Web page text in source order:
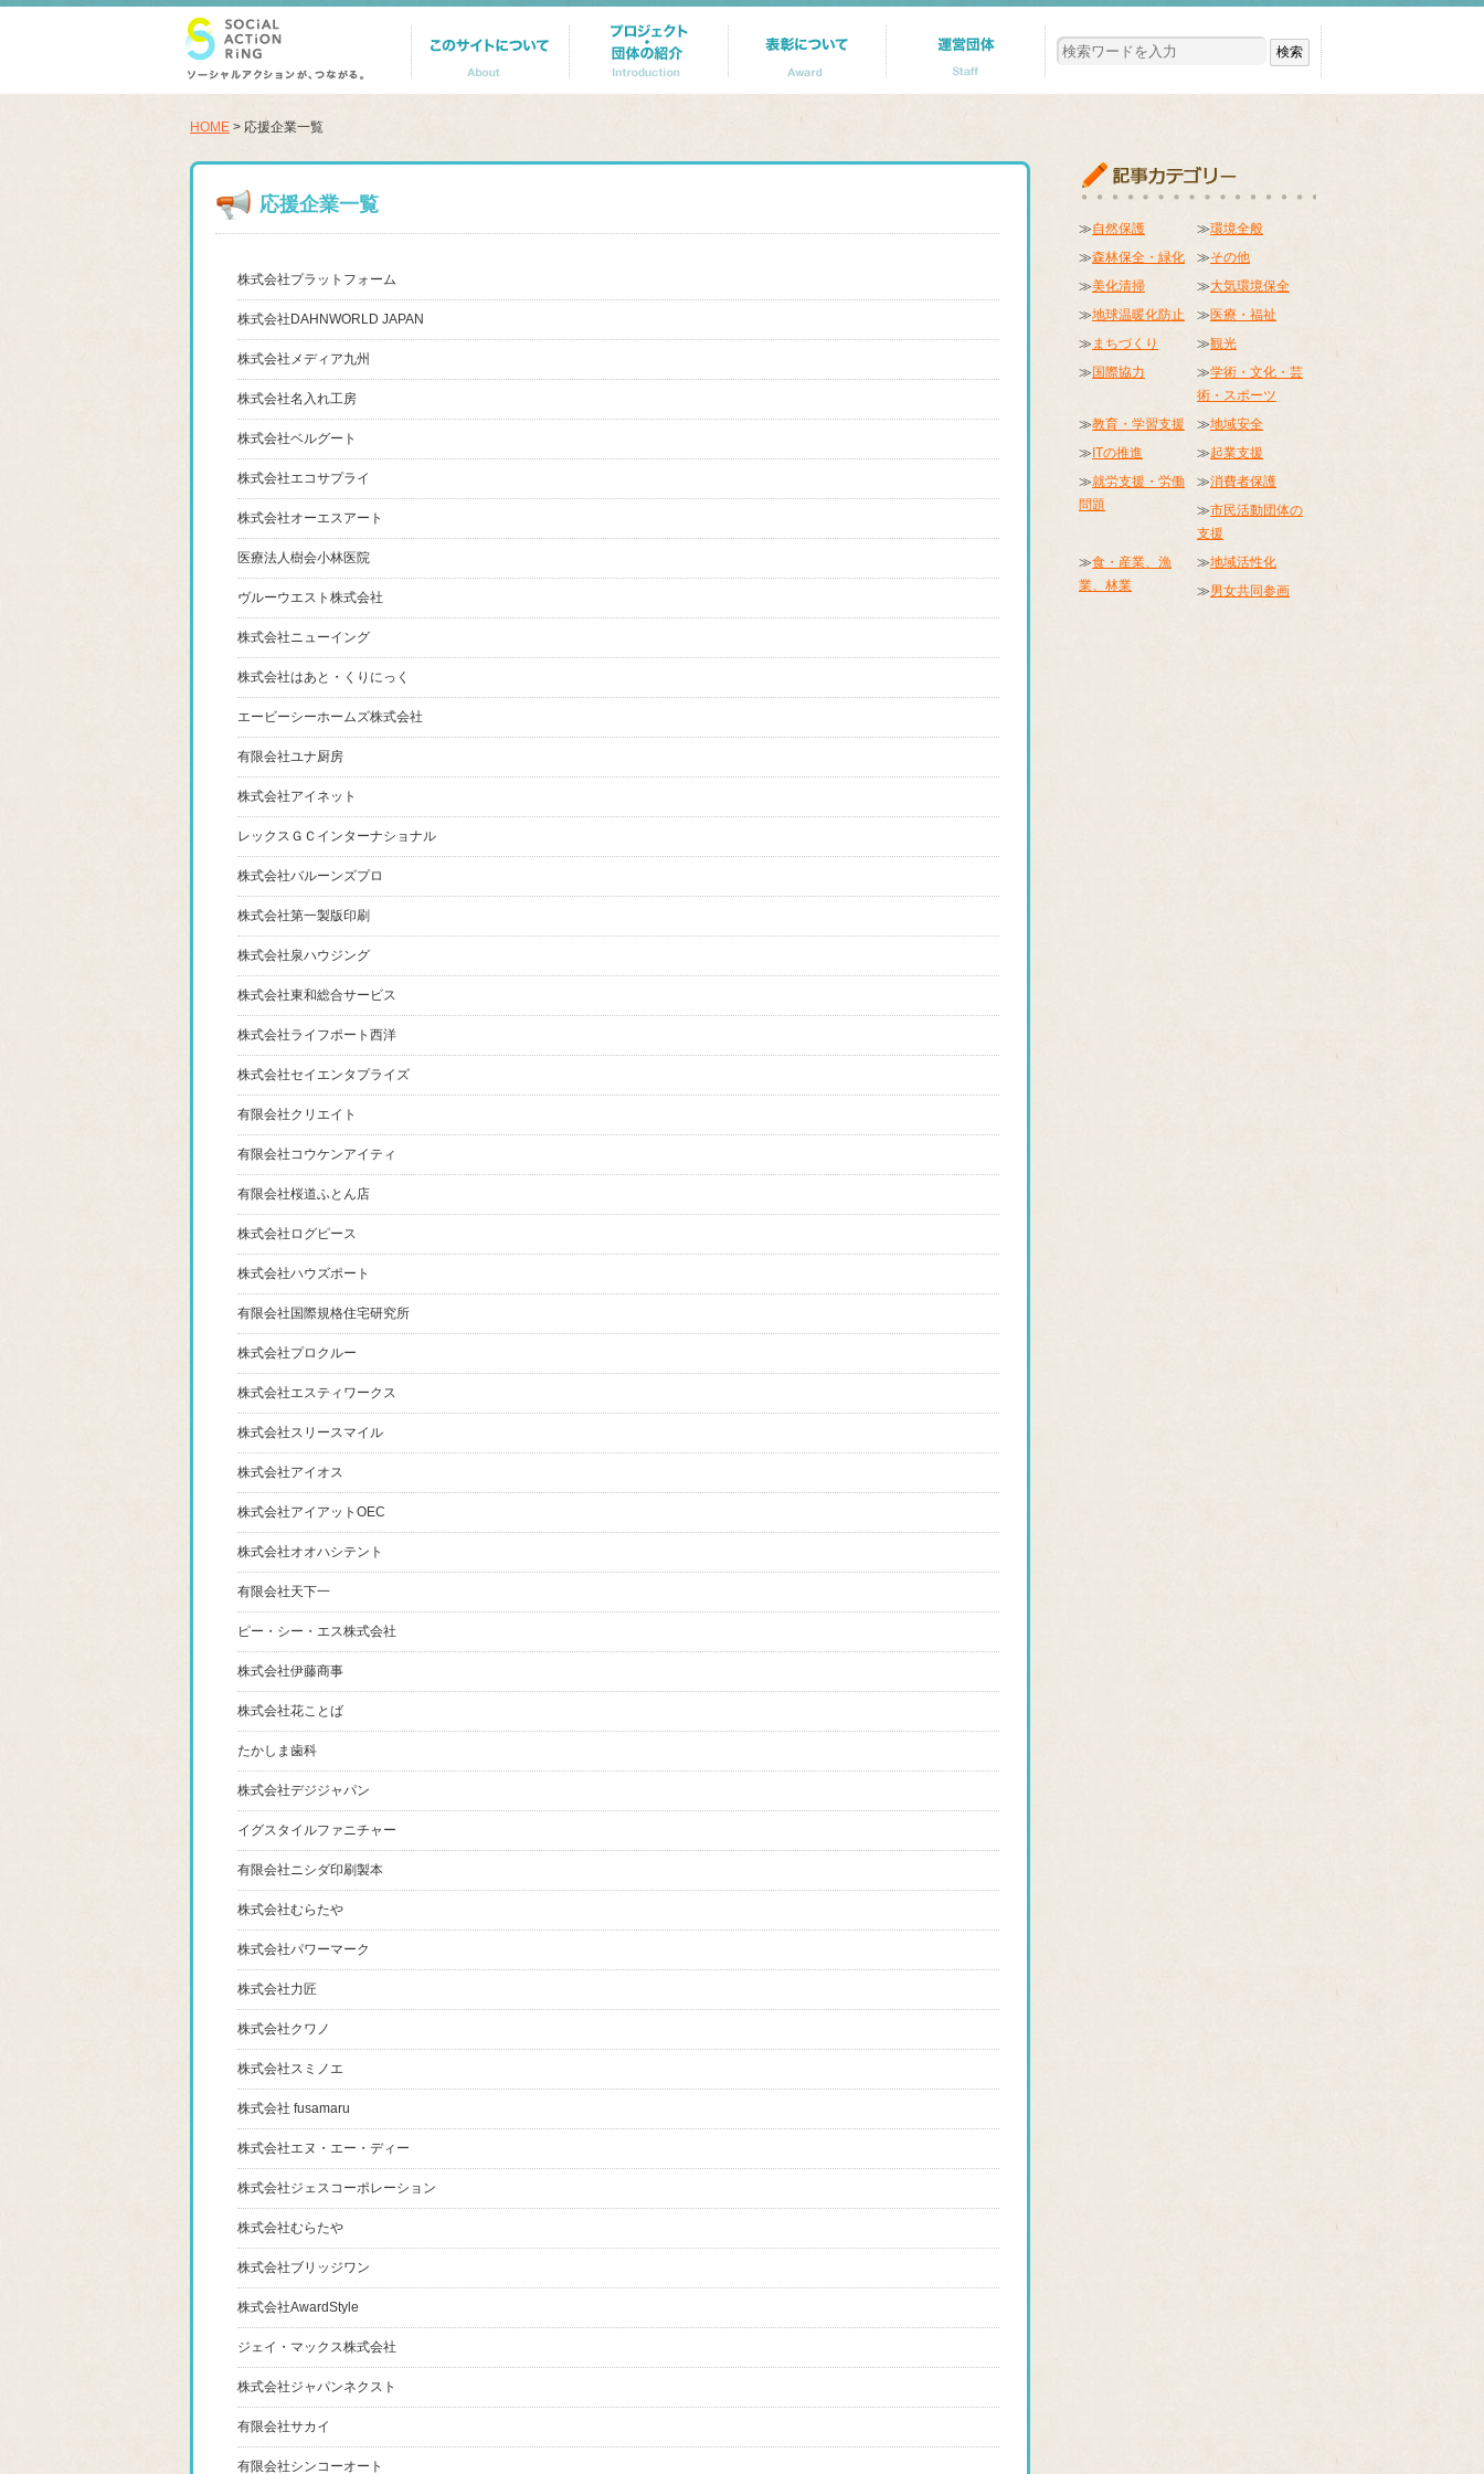
HOME > 応援企業一覧
応援企業一覧
online casino uk paypal
pay n play casinos
株式会社プラットフォーム
株式会社DAHNWORLD JAPAN
株式会社メディア九州
株式会社名入れ工房
株式会社ベルグート
株式会社エコサプライ
株式会社オーエスアート
医療法人樹会小林医院
ヴルーウエスト株式会社
株式会社ニューイング
株式会社はあと・くりにっく
エービーシーホームズ株式会社
有限会社ユナ厨房
株式会社アイネット
レックスＧＣインターナショナル
株式会社バルーンズプロ
株式会社第一製版印刷
株式会社泉ハウジング
株式会社東和総合サービス
株式会社ライフポート西洋
株式会社セイエンタプライズ
有限会社クリエイト
有限会社コウケンアイティ
有限会社桜道ふとん店
株式会社ログピース
株式会社ハウズポート
有限会社国際規格住宅研究所
株式会社プロクルー
株式会社エスティワークス
株式会社スリースマイル
株式会社アイオス
株式会社アイアットOEC
株式会社オオハシテント
有限会社天下一
ピー・シー・エス株式会社
株式会社伊藤商事
株式会社花ことば
たかしま歯科
株式会社デジジャパン
イグスタイルファニチャー
有限会社ニシダ印刷製本
株式会社むらたや
株式会社パワーマーク
株式会社力匠
株式会社クワノ
株式会社スミノエ
株式会社 fusamaru
株式会社エヌ・エー・ディー
株式会社ジェスコーポレーション
株式会社むらたや
株式会社ブリッジワン
株式会社AwardStyle
ジェイ・マックス株式会社
株式会社ジャパンネクスト
有限会社サカイ
有限会社シンコーオート
≫自然保護 ≫環境全般
≫森林保全・緑化 ≫その他
≫美化清掃 ≫大気環境保全
≫地球温暖化防止 ≫ 医療・福祉
≫ まちづくり ≫観光
≫ 国際協力 ≫学術・文化・芸
術・スポーツ
≫教育・学習支援 ≫地域安全
≫ ITの推進 ≫起業支援
≫就労支援・労働
問題
≫消費者保護
≫市民活動団体の
支援
≫食・産業、漁
業、林業
≫地域活性化
≫男女共同参画